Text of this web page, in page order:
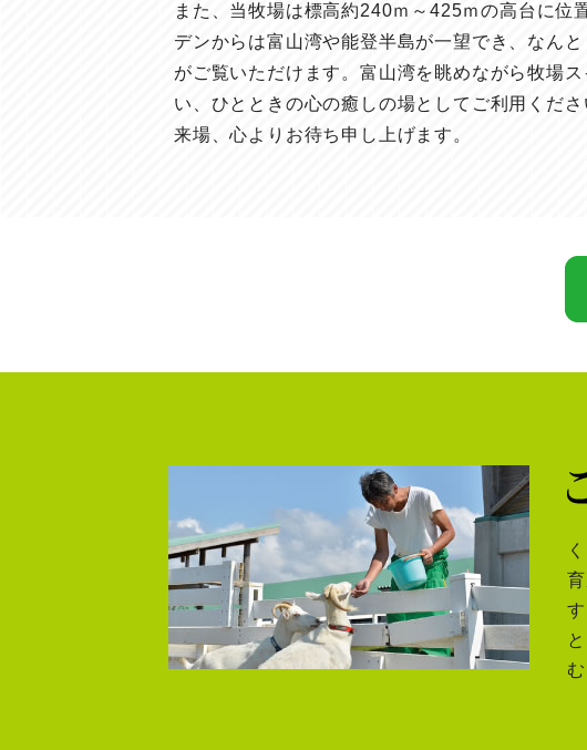
また、当牧場は標高約240ｍ～425ｍの高台に位
デンからは富山湾や能登半島が一望でき、なん
がご覧いただけます。富山湾を眺めながら牧場
い、ひとときの心の癒しの場としてご利用くだ
来場、心よりお待ち申し上げます。